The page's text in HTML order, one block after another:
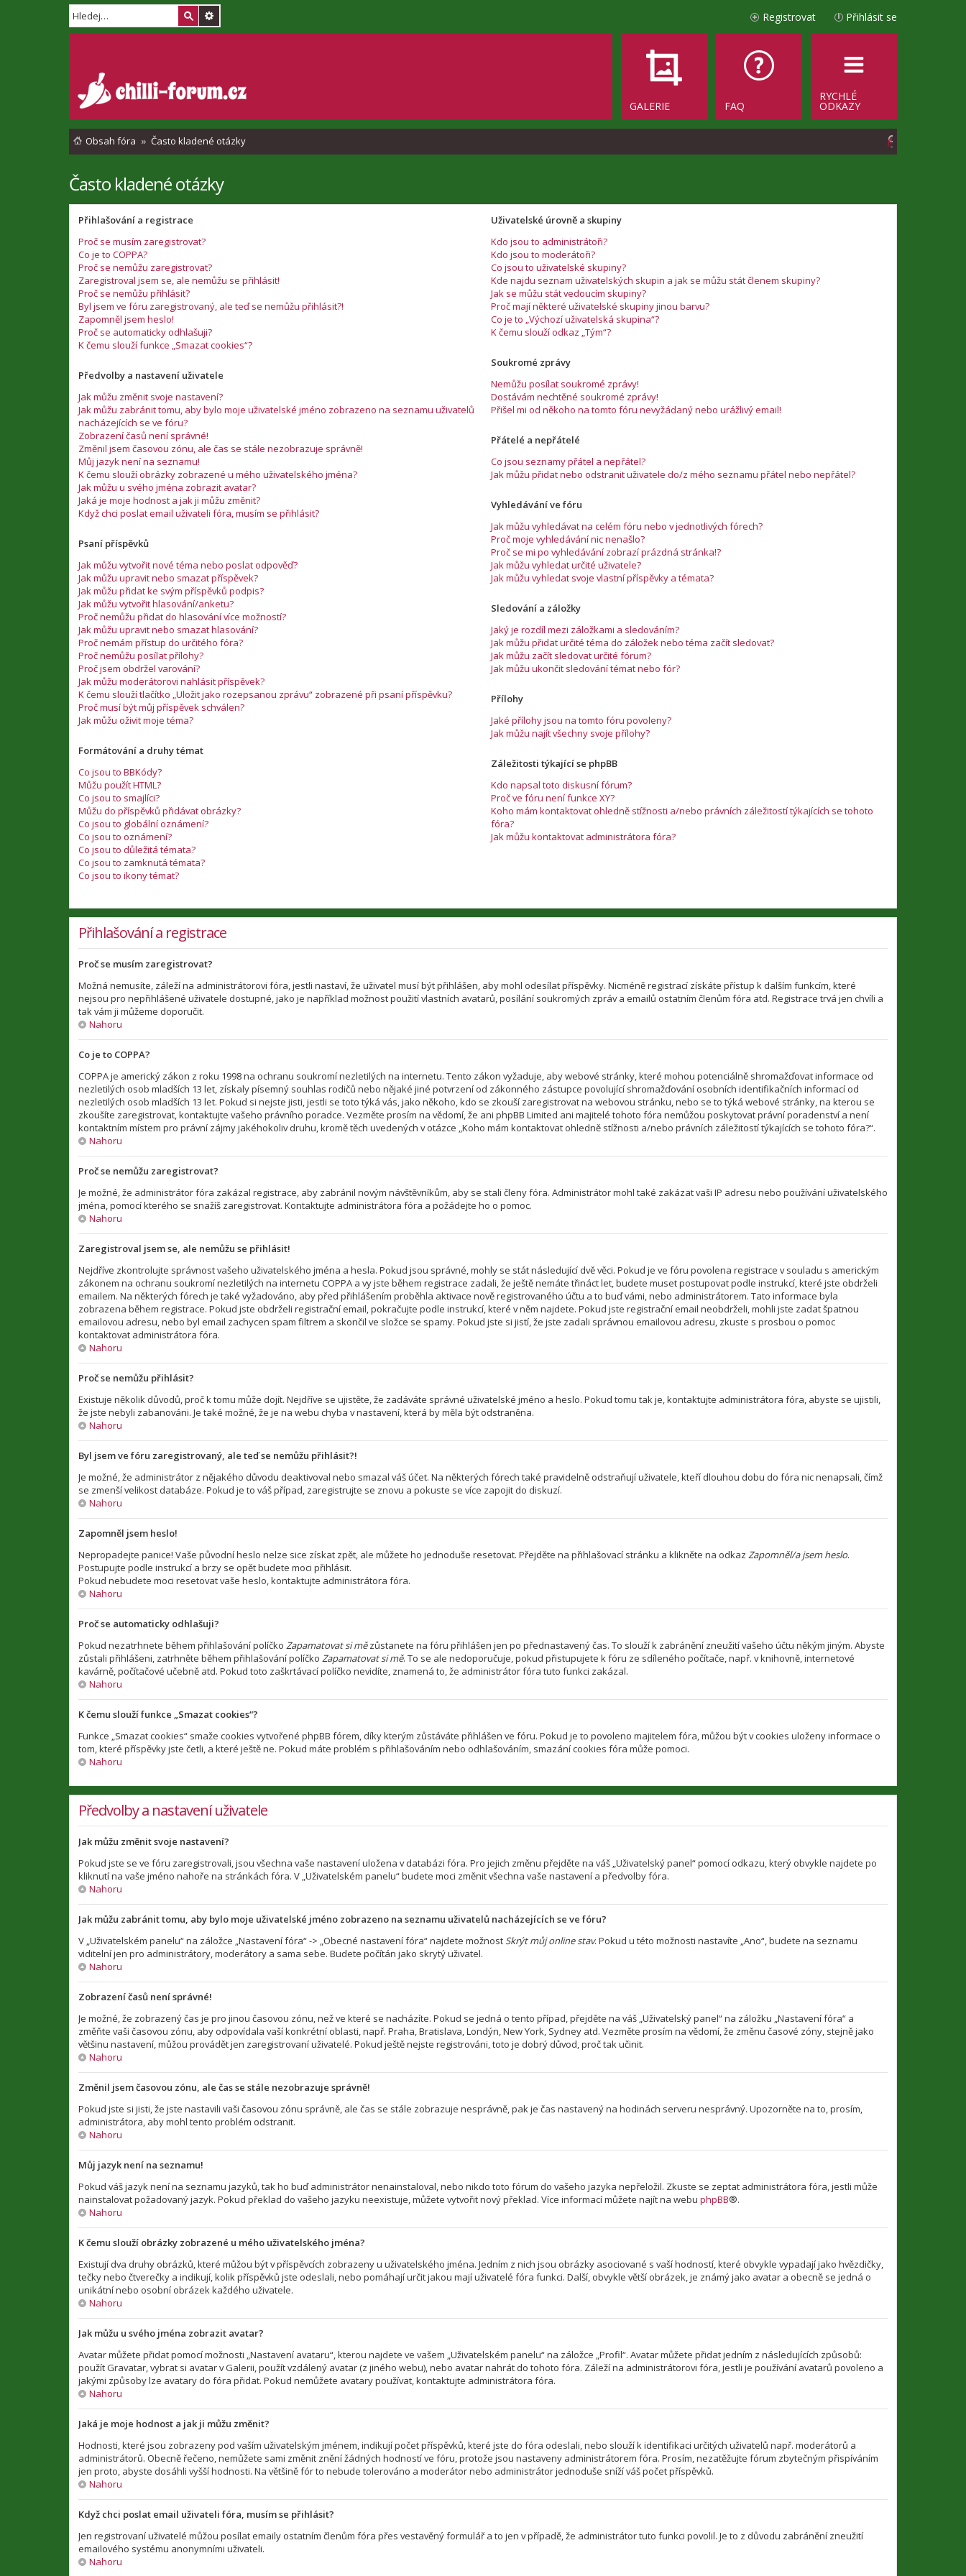
Přihlásit se
Registrovat
RYCHLÉ
ODKAZY
FAQ
GALERIE
Obsah fóra Často kladené otázky
H
Často kladené otázky
Přihlašování a registrace
Proč se musím zaregistrovat?
Co je to COPPA?
Proč se nemůžu zaregistrovat?
Zaregistroval jsem se, ale nemůžu se přihlásit!
Proč se nemůžu přihlásit?
Byl jsem ve fóru zaregistrovaný, ale teď se nemůžu přihlásit?!
Zapomněl jsem heslo!
Proč se automaticky odhlašuji?
K čemu slouží funkce „Smazat cookies“?
Předvolby a nastavení uživatele
Jak můžu změnit svoje nastavení?
Jak můžu zabránit tomu, aby bylo moje uživatelské jméno zobrazeno na seznamu uživatelů
nacházejících se ve fóru?
Zobrazení časů není správné!
Změnil jsem časovou zónu, ale čas se stále nezobrazuje správně!
Můj jazyk není na seznamu!
K čemu slouží obrázky zobrazené u mého uživatelského jména?
Jak můžu u svého jména zobrazit avatar?
Jaká je moje hodnost a jak ji můžu změnit?
Když chci poslat email uživateli fóra, musím se přihlásit?
Psaní příspěvků
Jak můžu vytvořit nové téma nebo poslat odpověď?
Jak můžu upravit nebo smazat příspěvek?
Jak můžu přidat ke svým příspěvků podpis?
Jak můžu vytvořit hlasování/anketu?
Proč nemůžu přidat do hlasování více možností?
Jak můžu upravit nebo smazat hlasování?
Proč nemám přístup do určitého fóra?
Proč nemůžu posílat přílohy?
Proč jsem obdržel varování?
Jak můžu moderátorovi nahlásit příspěvek?
K čemu slouží tlačítko „Uložit jako rozepsanou zprávu“ zobrazené při psaní příspěvku?
Proč musí být můj příspěvek schválen?
Jak můžu oživit moje téma?
Formátování a druhy témat
Co jsou to BBKódy?
Můžu použít HTML?
Co jsou to smajlíci?
Můžu do příspěvků přidávat obrázky?
Co jsou to globální oznámení?
Co jsou to oznámení?
Co jsou to důležitá témata?
Co jsou to zamknutá témata?
Co jsou to ikony témat?
Uživatelské úrovně a skupiny
Kdo jsou to administrátoři?
Kdo jsou to moderátoři?
Co jsou to uživatelské skupiny?
Kde najdu seznam uživatelských skupin a jak se můžu stát členem skupiny?
Jak se můžu stát vedoucím skupiny?
Proč mají některé uživatelské skupiny jinou barvu?
Co je to „Výchozí uživatelská skupina“?
K čemu slouží odkaz „Tým“?
Soukromé zprávy
Nemůžu posílat soukromé zprávy!
Dostávám nechtěné soukromé zprávy!
Přišel mi od někoho na tomto fóru nevyžádaný nebo urážlivý email!
Přátelé a nepřátelé
Co jsou seznamy přátel a nepřátel?
Jak můžu přidat nebo odstranit uživatele do/z mého seznamu přátel nebo nepřátel?
Vyhledávání ve fóru
Jak můžu vyhledávat na celém fóru nebo v jednotlivých fórech?
Proč moje vyhledávání nic nenašlo?
Proč se mi po vyhledávání zobrazí prázdná stránka!?
Jak můžu vyhledat určité uživatele?
Jak můžu vyhledat svoje vlastní příspěvky a témata?
Sledování a záložky
Jaký je rozdíl mezi záložkami a sledováním?
Jak můžu přidat určité téma do záložek nebo téma začít sledovat?
Jak můžu začít sledovat určité fórum?
Jak můžu ukončit sledování témat nebo fór?
Přílohy
Jaké přílohy jsou na tomto fóru povoleny?
Jak můžu najít všechny svoje přílohy?
Záležitosti týkající se phpBB
Kdo napsal toto diskusní fórum?
Proč ve fóru není funkce XY?
Koho mám kontaktovat ohledně stížnosti a/nebo právních záležitostí týkajících se tohoto
fóra?
Jak můžu kontaktovat administrátora fóra?
Přihlašování a registrace
Proč se musím zaregistrovat?
Možná nemusíte, záleží na administrátorovi fóra, jestli nastaví, že uživatel musí být přihlášen, aby mohl odesílat příspěvky. Nicméně registrací získáte přístup k dalším funkcím, které
nejsou pro nepřihlášené uživatele dostupné, jako je například možnost použití vlastních avatarů, posílání soukromých zpráv a emailů ostatním členům fóra atd. Registrace trvá jen chvíli a
tak vám ji můžeme doporučit.
Nahoru
Co je to COPPA?
COPPA je americký zákon z roku 1998 na ochranu soukromí nezletilých na internetu. Tento zákon vyžaduje, aby webové stránky, které mohou potenciálně shromažďovat informace od
nezletilých osob mladších 13 let, získaly písemný souhlas rodičů nebo nějaké jiné potvrzení od zákonného zástupce povolující shromažďování osobních identifikačních informací od
nezletilých osob mladších 13 let. Pokud si nejste jisti, jestli se toto týká vás, jako někoho, kdo se zkouší zaregistrovat na webovou stránku, nebo se to týká webové stránky, na kterou se
zkoušíte zaregistrovat, kontaktujte vašeho právního poradce. Vezměte prosím na vědomí, že ani phpBB Limited ani majitelé tohoto fóra nemůžou poskytovat právní poradenství a není
kontaktním místem pro právní zájmy jakéhokoliv druhu, kromě těch uvedených v otázce „Koho mám kontaktovat ohledně stížnosti a/nebo právních záležitostí týkajících se tohoto fóra?“.
Nahoru
Proč se nemůžu zaregistrovat?
Je možné, že administrátor fóra zakázal registrace, aby zabránil novým návštěvníkům, aby se stali členy fóra. Administrátor mohl také zakázat vaši IP adresu nebo používání uživatelského
jména, pomocí kterého se snažíš zaregistrovat. Kontaktujte administrátora fóra a požádejte ho o pomoc.
Nahoru
Zaregistroval jsem se, ale nemůžu se přihlásit!
Nejdříve zkontrolujte správnost vašeho uživatelského jména a hesla. Pokud jsou správné, mohly se stát následující dvě věci. Pokud je ve fóru povolena registrace v souladu s americkým
zákonem na ochranu soukromí nezletilých na internetu COPPA a vy jste během registrace zadali, že ještě nemáte třináct let, budete muset postupovat podle instrukcí, které jste obdrželi
emailem. Na některých fórech je také vyžadováno, aby před přihlášením proběhla aktivace nově registrovaného účtu a to buď vámi, nebo administrátorem. Tato informace byla
zobrazena během registrace. Pokud jste obdrželi registrační email, pokračujte podle instrukcí, které v něm najdete. Pokud jste registrační email neobdrželi, mohli jste zadat špatnou
emailovou adresu, nebo byl email zachycen spam filtrem a skončil ve složce se spamy. Pokud jste si jistí, že jste zadali správnou emailovou adresu, zkuste s prosbou o pomoc
kontaktovat administrátora fóra.
Nahoru
Proč se nemůžu přihlásit?
Existuje několik důvodů, proč k tomu může dojít. Nejdříve se ujistěte, že zadáváte správné uživatelské jméno a heslo. Pokud tomu tak je, kontaktujte administrátora fóra, abyste se ujistili,
že jste nebyli zabanováni. Je také možné, že je na webu chyba v nastavení, která by měla být odstraněna.
Nahoru
Byl jsem ve fóru zaregistrovaný, ale teď se nemůžu přihlásit?!
Je možné, že administrátor z nějakého důvodu deaktivoval nebo smazal váš účet. Na některých fórech také pravidelně odstraňují uživatele, kteří dlouhou dobu do fóra nic nenapsali, čímž
se zmenší velikost databáze. Pokud je to váš případ, zaregistrujte se znovu a pokuste se více zapojit do diskuzí.
Nahoru
Zapomněl jsem heslo!
Nepropadejte panice! Vaše původní heslo nelze sice získat zpět, ale můžete ho jednoduše resetovat. Přejděte na přihlašovací stránku a klikněte na odkaz Zapomněl/a jsem heslo.
Postupujte podle instrukcí a brzy se opět budete moci přihlásit.
Pokud nebudete moci resetovat vaše heslo, kontaktujte administrátora fóra.
Nahoru
Proč se automaticky odhlašuji?
Pokud nezatrhnete během přihlašování políčko Zapamatovat si mězůstanete na fóru přihlášen jen po přednastavený čas. To slouží k zabránění zneužití vašeho účtu někým jiným. Abyste
zůstali přihlášeni, zatrhněte během přihlašování políčko Zapamatovat si mě. To se ale nedoporučuje, pokud přistupujete k fóru ze sdíleného počítače, např. v knihovně, internetové
kavárně, počítačové učebně atd. Pokud toto zaškrtávací políčko nevidíte, znamená to, že administrátor fóra tuto funkci zakázal.
Nahoru
K čemu slouží funkce „Smazat cookies“?
Funkce „Smazat cookies“ smaže cookies vytvořené phpBB fórem, díky kterým zůstáváte přihlášen ve fóru. Pokud je to povoleno majitelem fóra, můžou být v cookies uloženy informace o
tom, které příspěvky jste četli, a které ještě ne. Pokud máte problém s přihlašováním nebo odhlašováním, smazání cookies fóra může pomoci.
Nahoru
Předvolby a nastavení uživatele
Jak můžu změnit svoje nastavení?
Pokud jste se ve fóru zaregistrovali, jsou všechna vaše nastavení uložena v databázi fóra. Pro jejich změnu přejděte na váš „Uživatelský panel“ pomocí odkazu, který obvykle najdete po
kliknutí na vaše jméno nahoře na stránkách fóra. V „Uživatelském panelu“ budete moci změnit všechna vaše nastavení a předvolby fóra.
Nahoru
Jak můžu zabránit tomu, aby bylo moje uživatelské jméno zobrazeno na seznamu uživatelů nacházejících se ve fóru?
V „Uživatelském panelu“ na záložce „Nastavení fóra“ -> „Obecné nastavení fóra“ najdete možnostSkrýt můj online stav. Pokud u této možnosti nastavíte „Ano“, budete na seznamu
viditelní jen pro administrátory, moderátory a sama sebe. Budete počítán jako skrytý uživatel.
Nahoru
Zobrazení časů není správné!
Je možné, že zobrazený čas je pro jinou časovou zónu, než ve které se nacházíte. Pokud se jedná o tento případ, přejděte na váš „Uživatelský panel“ na záložku „Nastavení fóra“ a
změňte vaši časovou zónu, aby odpovídala vaší konkrétní oblasti, např. Praha, Bratislava, Londýn, New York, Sydney atd. Vezměte prosím na vědomí, že změnu časové zóny, stejně jako
většinu nastavení, můžou provádět jen zaregistrovaní uživatelé. Pokud ještě nejste registrováni, toto je dobrý důvod, proč tak učinit.
Nahoru
Změnil jsem časovou zónu, ale čas se stále nezobrazuje správně!
Pokud jste si jisti, že jste nastavili vaši časovou zónu správně, ale čas se stále zobrazuje nesprávně, pak je čas nastavený na hodinách serveru nesprávný. Upozorněte na to, prosím,
administrátora, aby mohl tento problém odstranit.
Nahoru
Můj jazyk není na seznamu!
Pokud váš jazyk není na seznamu jazyků, tak ho buď administrátor nenainstaloval, nebo nikdo toto fórum do vašeho jazyka nepřeložil. Zkuste se zeptat administrátora fóra, jestli může
nainstalovat požadovaný jazyk. Pokud překlad do vašeho jazyku neexistuje, můžete vytvořit nový překlad. Více informací můžete najít na webu phpBB®.
Nahoru
K čemu slouží obrázky zobrazené u mého uživatelského jména?
Existují dva druhy obrázků, které můžou být v příspěvcích zobrazeny u uživatelského jména. Jedním z nich jsou obrázky asociované s vaší hodností, které obvykle vypadají jako hvězdičky,
tečky nebo čtverečky a indikují, kolik příspěvků jste odeslali, nebo pomáhají určit jakou mají uživatelé fóra funkci. Další, obvykle větší obrázek, je známý jako avatar a obecně se jedná o
unikátní nebo osobní obrázek každého uživatele.
Nahoru
Jak můžu u svého jména zobrazit avatar?
Avatar můžete přidat pomocí možnosti „Nastavení avataru“, kterou najdete ve vašem „Uživatelském panelu“ na záložce „Profil“. Avatar můžete přidat jedním z následujících způsobů:
použít Gravatar, vybrat si avatar v Galerii, použít vzdálený avatar (z jiného webu), nebo avatar nahrát do tohoto fóra. Záleží na administrátorovi fóra, jestli je používání avatarů povoleno a
jakými způsoby lze avatary do fóra přidat. Pokud nemůžete avatary používat, kontaktujte administrátora fóra.
Nahoru
Jaká je moje hodnost a jak ji můžu změnit?
Hodnosti, které jsou zobrazeny pod vaším uživatelským jménem, indikují počet příspěvků, které jste do fóra odeslali, nebo slouží k identifikaci určitých uživatelů např. moderátorů a
administrátorů. Obecně řečeno, nemůžete sami změnit znění žádných hodností ve fóru, protože jsou nastaveny administrátorem fóra. Prosím, nezatěžujte fórum zbytečným přispíváním
jen proto, abyste dosáhli vyšší hodnosti. Na většině fór to nebude tolerováno a moderátor nebo administrátor jednoduše sníží váš počet příspěvků.
Nahoru
Když chci poslat email uživateli fóra, musím se přihlásit?
Jen registrovaní uživatelé můžou posílat emaily ostatním členům fóra přes vestavěný formulář a to jen v případě, že administrátor tuto funkci povolil. Je to z důvodu zabránění zneužití
emailového systému anonymními uživateli.
Nahoru